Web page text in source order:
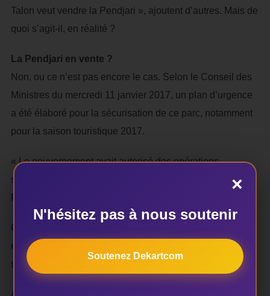
Talon veut vendre la Pendjari », ajoutent d’autres. Mais de
quoi s’agit-il, en réalité ?
La Pendjari en vente ?
Non, ou ce n’est pas encore le cas. Selon le Conseil des
Ministres du mercredi 11 janvier 2017, un plan d’urgence
a été élaboré pour la sécurisation de ce parc, notamment
pour la saison touristique 2017.
« Le gouvernement avait autorisé des opérations
spéciales de sécurisation dans les parcs nationaux de la
Pendjari, du W et des zones cynégétiques attenantes.
Cette mission avait été assurée par les forces de sécurité
et de défense nationales, en mai-juin 2016 et au cours du
second semestre 2016.
Après évaluation des résultats obtenus et au regard de
×
N'hésitez pas à nous soutenir
Soutenez Dekartcom